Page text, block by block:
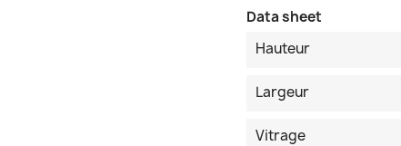
Data sheet
Hauteur
Largeur
Vitrage